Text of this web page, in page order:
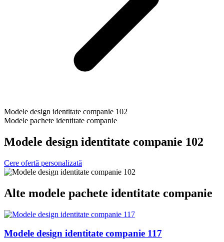
Modele design identitate companie 102
Modele pachete identitate companie
Modele design identitate companie 102
Cere ofertă personalizată
Alte modele pachete identitate companie
Modele design identitate companie 117